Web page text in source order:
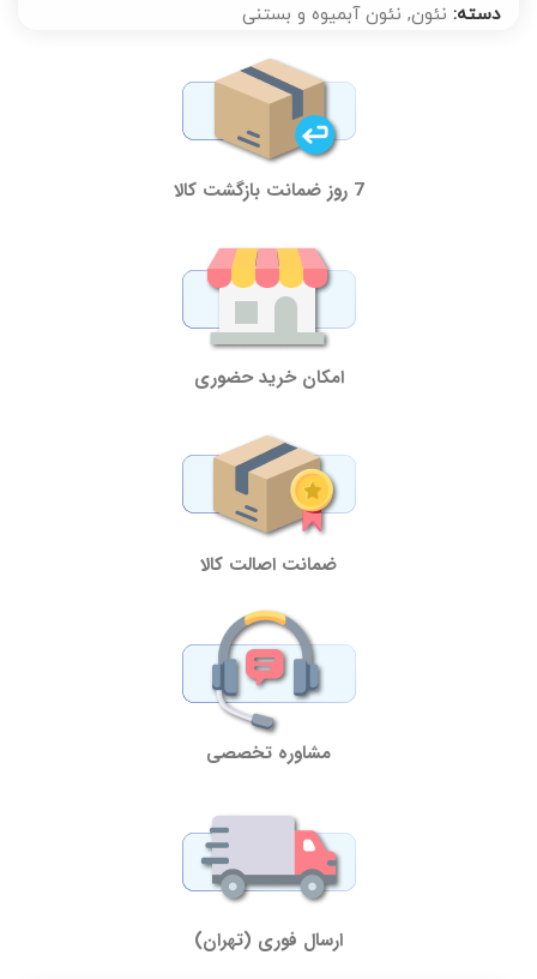
دسته: نئون, نئون آبمیوه و بستنی
7 روز ضمانت بازگشت کالا
امکان خرید حضوری
ضمانت اصالت کالا
مشاوره تخصصی
ارسال فوری (تهران)